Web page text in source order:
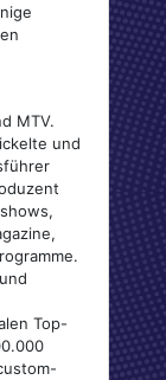
MTV.
und
Top-